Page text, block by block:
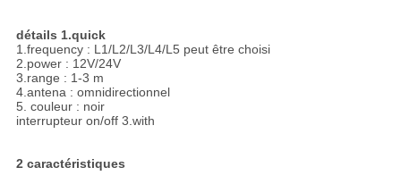
détails 1.quick
1.frequency : L1/L2/L3/L4/L5 peut être choisi
2.power : 12V/24V
3.range : 1-3 m
4.antena : omnidirectionnel
5. couleur : noir
interrupteur on/off 3.with
2 caractéristiques